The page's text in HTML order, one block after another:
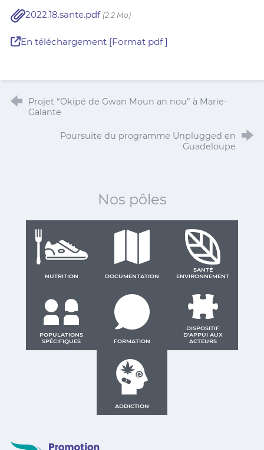
2022.18.sante.pdf (2.2 Mo)
En téléchargement [Format pdf ]
Projet “Okipé de Gwan Moun an nou” à Marie-
Galante
Poursuite du programme Unplugged en
Guadeloupe
Nos pôles
NUTRITION DOCUMENTATION
SANTÉ
ENVIRONNEMENT
POPULATIONS
SPÉCIFIQUES
FORMATION
DISPOSITIF
D'APPUI AUX
ACTEURS
ADDICTION
Promotion Santé Guadeloupe, Saint-Martin, Saint